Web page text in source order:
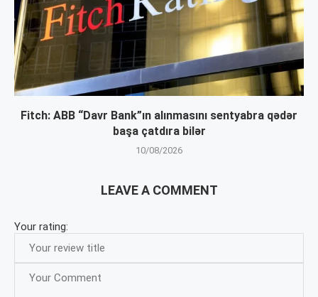
Fitch: ABB “Davr Bank”ın alınmasını sentyabra qədər
başa çatdıra bilər
10/08/2026
LEAVE A COMMENT
Your rating: